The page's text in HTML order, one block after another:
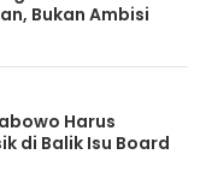
Bukan Ambisi
Harus
di Balik Isu Board